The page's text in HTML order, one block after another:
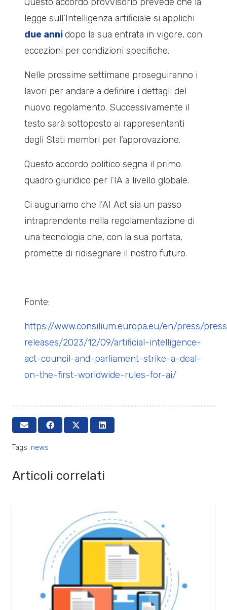
legge sull’Intelligenza artificiale si applichi
due annidopo la sua entrata in vigore, con
eccezioni per condizioni specifiche.
Nelle prossime settimane proseguiranno i
lavori per andare a definire i dettagli del
nuovo regolamento. Successivamente il
testo sarà sottoposto ai rappresentanti
degli Stati membri per l’approvazione.
Questo accordo politico segna il primo
quadro giuridico per l’IA a livello globale.
Ci auguriamo che l’AI Act sia un passo
intraprendente nella regolamentazione di
una tecnologia che, con la sua portata,
promette di ridisegnare il nostro futuro.
Fonte:
https://www.consilium.europa.eu/en/press/
releases/2023/12/09/artificial-intelligence-
act-council-and-parliament-strike-a-deal-
on-the-first-worldwide-rules-for-ai/
Tags: news
Articoli correlati